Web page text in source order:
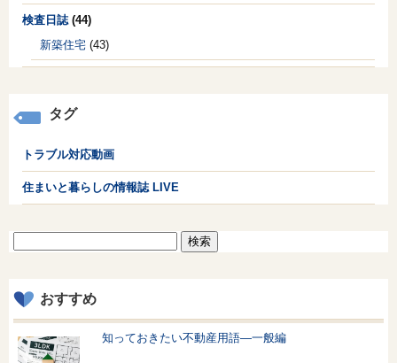
検査日誌(44)
新築住宅 (43)
タグ
トラブル対応動画
住まいと暮らしの情報誌 LIVE
おすすめ
知っておきたい不動産用語—一般編